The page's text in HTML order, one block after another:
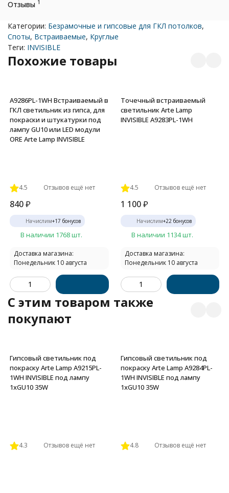
Отзывы 1
Категории: Безрамочные и гипсовые для ГКЛ потолков,
Споты, Встраиваемые, Круглые
Теги: INVISIBLE
Похожие товары
A9286PL-1WH Встраиваемый в
ГКЛ светильник из гипса, для
покраски и штукатурки под
лампу GU10 или LED модули
ORE Arte Lamp INVISIBLE
4.5 Отзывов ещё нет
840₽
Начислим+17 бонусов
В наличии 1768 шт.
Доставка магазина:
Понедельник 10 августа
Точечный встраиваемый
светильник Arte Lamp
INVISIBLE A9283PL-1WH
4.5 Отзывов ещё нет
1 100 ₽
Начислим+22 бонусов
В наличии 1134 шт.
Доставка магазина:
Понедельник 10 августа
C этим товаром также
покупают
Гипсовый светильник под
покраску Arte Lamp A9215PL-
1WH INVISIBLE под лампу
1xGU10 35W
4.3 Отзывов ещё нет
Гипсовый светильник под
покраску Arte Lamp A9284PL-
1WH INVISIBLE под лампу
1xGU10 35W
4.8 Отзывов ещё нет